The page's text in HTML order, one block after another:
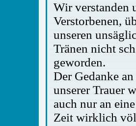
Wir verstanden
Verstorbenen,
unseren
Tränen nicht
geworden.
Der Gedanke
unserer Trauer
auch nur an
Zeit wirklich